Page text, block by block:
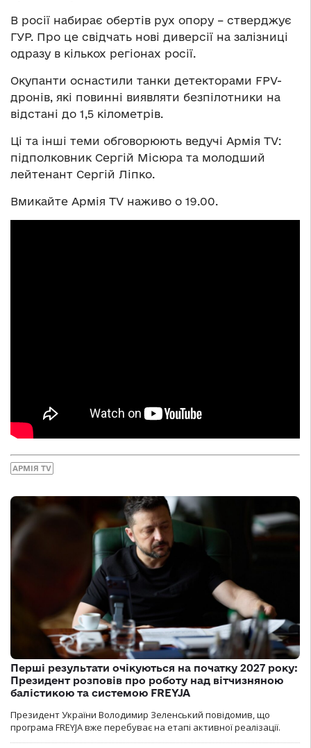
В росії набирає обертів рух опору – стверджує
ГУР. Про це свідчать нові диверсії на залізниці
одразу в кількох регіонах росії.
Окупанти оснастили танки детекторами FPV-
дронів, які повинні виявляти безпілотники на
відстані до 1,5 кілометрів.
Ці та інші теми обговорюють ведучі Армія ТV:
підполковник Сергій Місюра та молодший
лейтенант Сергій Ліпко.
Вмикайте Армія TV наживо о 19.00.
АРМІЯ TV
Перші результати очікуються на початку 2027 року:
Президент розповів про роботу над вітчизняною
балістикою та системою FREYJA
Президент України Володимир Зеленський повідомив, що
програма FREYJA вже перебуває на етапі активної реалізації.